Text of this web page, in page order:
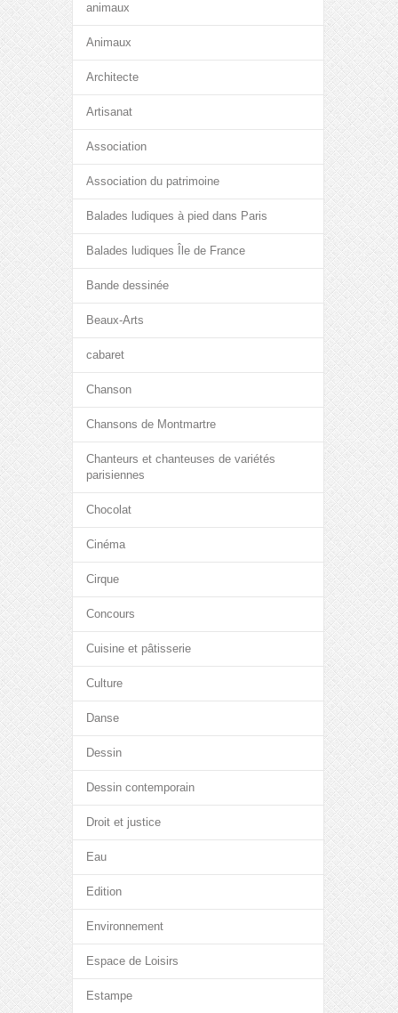
animaux
Animaux
Architecte
Artisanat
Association
Association du patrimoine
Balades ludiques à pied dans Paris
Balades ludiques Île de France
Bande dessinée
Beaux-Arts
cabaret
Chanson
Chansons de Montmartre
Chanteurs et chanteuses de variétés
parisiennes
Chocolat
Cinéma
Cirque
Concours
Cuisine et pâtisserie
Culture
Danse
Dessin
Dessin contemporain
Droit et justice
Eau
Edition
Environnement
Espace de Loisirs
Estampe